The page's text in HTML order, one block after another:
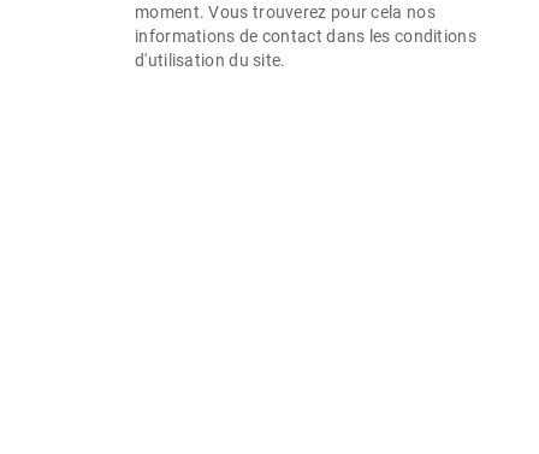
moment. Vous trouverez pour cela nos
informations de contact dans les conditions
d'utilisation du site.